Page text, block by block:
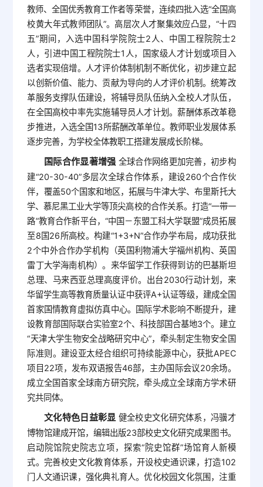
教师、全国优秀教育工作者等荣誉，连续四批入选“全国高
校黄大年式教师团队”。高层次人才聚集效应凸显，“十四
五”期间，入选中国科学院院士2人、中国工程院院士2
人，引进中国工程院院士1人，国家级人才计划或项目入
选者实现倍增。人才评价体制机制不断优化，初步建立起
以创新价值、能力、贡献为导向的人才评价机制。统筹改
革服务支撑队伍建设，将辅导员队伍纳入全校人才队伍，
在全国高校中率先实施辅导员人才计划。薪酬体系改革稳
步推进，入选全国13所薪酬改革单位。教师职业发展体系
逐步完善，为学校全体教职工搭建发展成长阶梯。
国际合作显著增强 全球合作网络更加完善，初步构
建“20-30-40”多层次全球合作体系，建设260个合作伙
伴，覆盖50个国家和地区，拓展与牛津大学、布里斯托大
学、慕尼黑工业大学等顶尖高校的合作关系。打造“一带一
路”教育合作新平台，“中国－东盟工科大学联盟”成员拓展
至8国26所高校。构建“1+3+N”合作办学布局，成功获批
2个中外合作办学机构（英国利物浦大学福州机构、英国
雷丁大学海南机构）。来华留学工作获得到访的巴基斯坦
总理、马来西亚总理高度评价。出台2030行动计划，来
华留学生高等教育质量认证中获评A+认证等级，建成全国
首家国情教育虚拟仿真中心。国际学术影响不断提升，建
设教育部国际联合实验室2个、科技部国合基地3个。建立
“天津大学生物安全战略研究中心”，牵头制定生物安全国
际准则。建设亚太经合组织可持续能源中心，获批APEC
项目22项，发布双语报告46部，主办国际会议20余场。
成立全国首家全球南方研究院，牵头成立全球南方学术研
究共同体。
文化特色日益彰显 健全校史文化研究体系，冯骥才
博物馆建成开馆，编辑出版23部校史文化研究成果图书。
启动院馆院史院志立项，探索“院史馆群”场馆育人新模
式。完善校史文化教育体系，开设校史通识课，打造102
门人文通识课，强化典礼育人。优化校园文化氛围，注重